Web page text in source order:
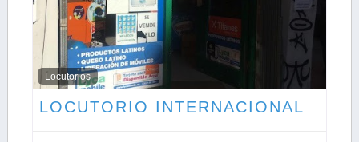
Locutorios
LOCUTORIO INTERNACIONAL